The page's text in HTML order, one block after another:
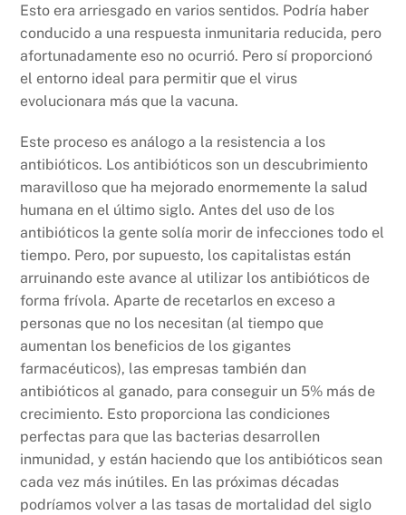
Esto era arriesgado en varios sentidos. Podría haber
conducido a una respuesta inmunitaria reducida, pero
afortunadamente eso no ocurrió. Pero sí proporcionó
el entorno ideal para permitir que el virus
evolucionara más que la vacuna.
Este proceso es análogo a la resistencia a los
antibióticos. Los antibióticos son un descubrimiento
maravilloso que ha mejorado enormemente la salud
humana en el último siglo. Antes del uso de los
antibióticos la gente solía morir de infecciones todo el
tiempo. Pero, por supuesto, los capitalistas están
arruinando este avance al utilizar los antibióticos de
forma frívola. Aparte de recetarlos en exceso a
personas que no los necesitan (al tiempo que
aumentan los beneficios de los gigantes
farmacéuticos), las empresas también dan
antibióticos al ganado, para conseguir un 5% más de
crecimiento. Esto proporciona las condiciones
perfectas para que las bacterias desarrollen
inmunidad, y están haciendo que los antibióticos sean
cada vez más inútiles. En las próximas décadas
podríamos volver a las tasas de mortalidad del siglo